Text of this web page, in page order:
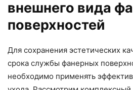
внешнего вида
поверхностей
Для сохранения эстетических
срока службы фанерных
необходимо применять